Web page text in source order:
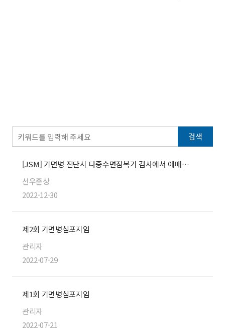
검색
[JSM] 기면병 진단시 다중수면잠복기 검사에서 애매한 소견에 대한 견해
선우준상
2022-12-30
제2회 기면병심포지엄
관리자
2022-07-29
제1회 기면병심포지엄
관리자
2022-07-21